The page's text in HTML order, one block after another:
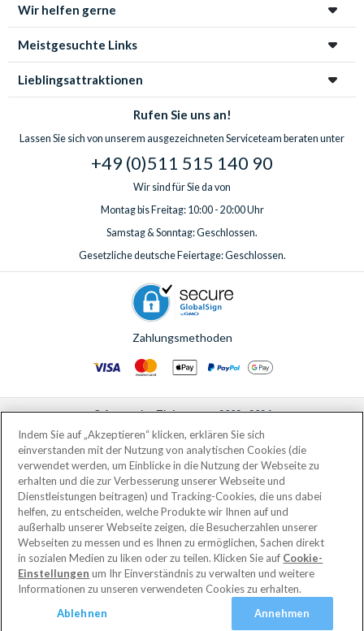
Wir helfen gerne
Meistgesuchte Links
Lieblingsattraktionen
Rufen Sie uns an!
Lassen Sie sich von unserem ausgezeichneten Serviceteam beraten unter
+49 (0)511 515 140 90
Wir sind für Sie da von
Montag bis Freitag: 10:00 - 20:00 Uhr
Samstag & Sonntag: Geschlossen.
Gesetzliche deutsche Feiertage: Geschlossen.
Zahlungsmethoden
© AttractionTickets.com 2002 - 2026
Eingetragener Firmensitz: 2nd Floor Nucleus House, 2 Lower Mortlake Road,
Richmond, United Kingdom, TW9 2JA.
AttractionTickets.com is a trading name of Attraction Tickets LTD, who are
the owners of UK Trademark Registration Nos. 3427114 and 3427117.
Registered in England with registered number 4390984 and VAT Number
795922965.
Indem Sie auf „Akzeptieren“ klicken, erklären Sie sich
einverstanden mit der Nutzung von analytischen Cookies (die
verwendet werden, um Einblicke in die Nutzung der Webseite zu
erhalten und die zur Verbesserung unserer Webseite und
Dienstleistungen beitragen) und Tracking-Cookies, die uns dabei
helfen, zu entscheiden, welche Produkte wir Ihnen auf und
außerhalb unserer Webseite zeigen, die Besucherzahlen unserer
Webseiten zu messen und es Ihnen zu ermöglichen, Sachen direkt
in sozialen Medien zu liken oder zu teilen. Klicken Sie auf Cookie-
Einstellungen um Ihr Einverständnis zu verwalten und weitere
Informationen zu unseren verwendeten Cookies zu erhalten.
Ablehnen
Annehmen